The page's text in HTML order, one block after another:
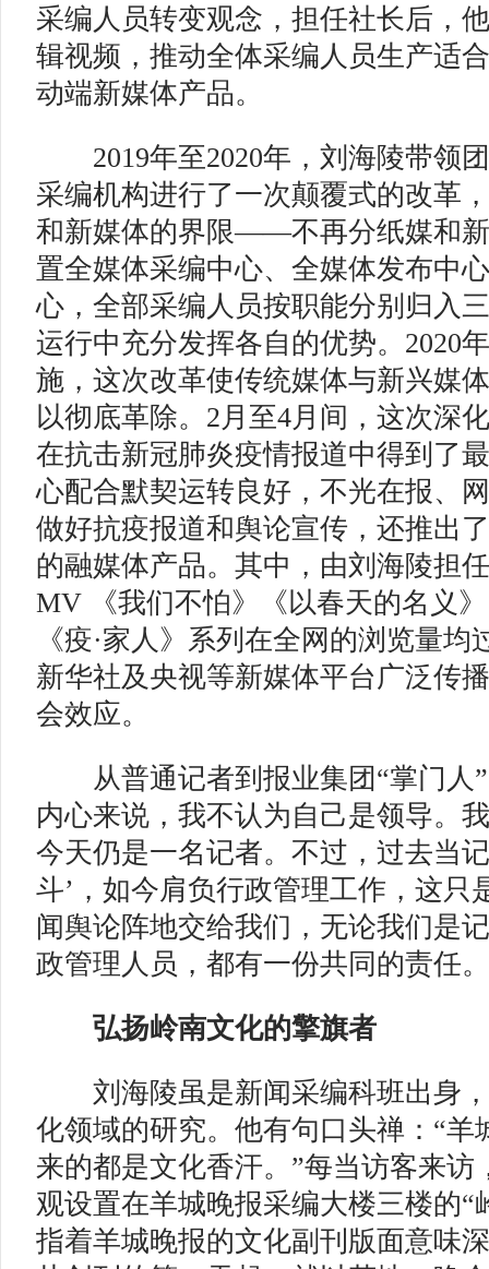
采编人员转变观念，担任社长后，
辑视频，推动全体采编人员生产适
动端新媒体产品。
2019年至2020年，刘海陵带领
采编机构进行了一次颠覆式的改革
和新媒体的界限——不再分纸媒和
置全媒体采编中心、全媒体发布中
心，全部采编人员按职能分别归入
运行中充分发挥各自的优势。2020
施，这次改革使传统媒体与新兴媒
以彻底革除。2月至4月间，这次深
在抗击新冠肺炎疫情报道中得到了
心配合默契运转良好，不光在报、
做好抗疫报道和舆论宣传，还推出
的融媒体产品。其中，由刘海陵担
MV 《我们不怕》《以春天的名义
《疫·家人》系列在全网的浏览量
新华社及央视等新媒体平台广泛传
会效应。
从普通记者到报业集团“掌门人”
内心来说，我不认为自己是领导。
今天仍是一名记者。不过，过去当
斗’，如今肩负行政管理工作，这只
闻舆论阵地交给我们，无论我们是
政管理人员，都有一份共同的责任
弘扬岭南文化的擎旗者
刘海陵虽是新闻采编科班出身，
化领域的研究。他有句口头禅：“羊
来的都是文化香汗。”每当访客来访
观设置在羊城晚报采编大楼三楼的“
指着羊城晚报的文化副刊版面意味